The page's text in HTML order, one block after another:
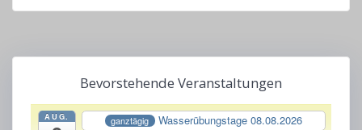
Bevorstehende Veranstaltungen
AUG. ganztägig Wasserübungstage 08.08.2026